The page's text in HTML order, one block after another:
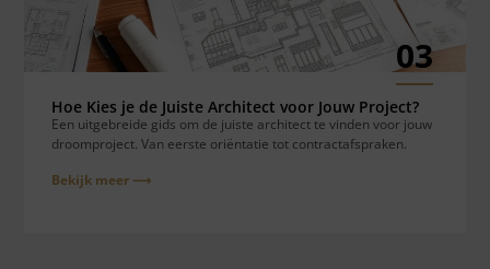
03
Hoe Kies je de Juiste Architect voor Jouw Project?
Een uitgebreide gids om de juiste architect te vinden voor jouw
droomproject. Van eerste oriëntatie tot contractafspraken.
Bekijk meer ⟶